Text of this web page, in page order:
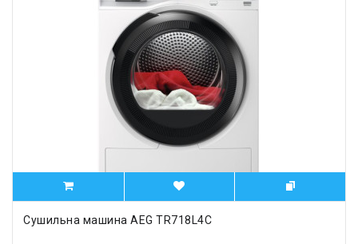
Сушильна машина AEG TR718L4C